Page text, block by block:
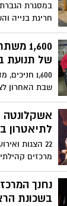
במסגרת
חריגת בנייה
ירקות ברחוב
1,600
של תנועת
1,600
שבת האחרון
'בני עקיבא'
בפעילות. בכל
ידי החניכים
דגלנות, שבו
ומיד לאחריו
שבו התקיימו
חודש שלם. כמו
וכן ארוחות
ההופעות
אשקלונטה
לתיאטרון
22 הצגות
מרכזים
עד 20 ₪ לכרטיס והורה מלווה בחינם
נחנך
בשכונת